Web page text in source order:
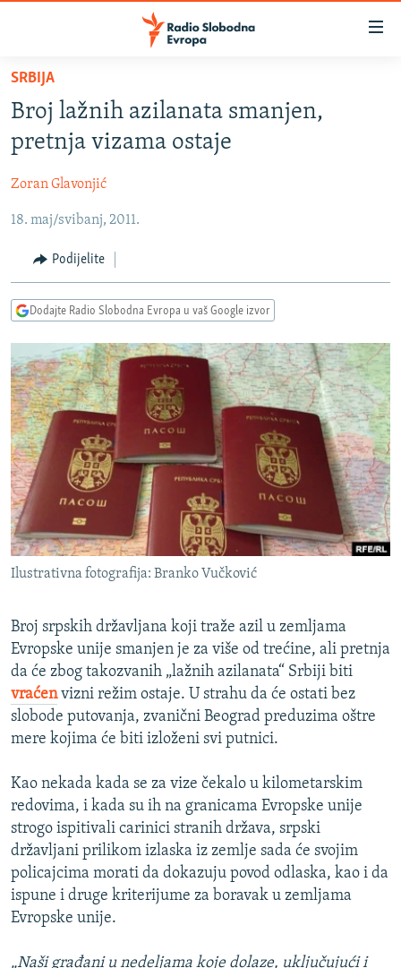
Pređite
glavni
sadržaj
Pređite
na
navigaciju
Pređite
pretragu
VIJESTI
BOSNA I HERCEGOVINA
SRBIJA
KOSOVO
CRNA GORA
VIZUELNO
FOTOGALERIJE
INFOGRAFIKE
PODCASTI
RAT U UKRAJINI
KINA NA BALKANU
RSE PRIČE IZ SVIJETA
ISPRIČAJ MI
DNEVNO@RSE
SPECIJALI RSE
VIŠE OD NASLOVA
GENOCID U SREBRENICI
POPLAVE I KLIZIŠTA U BIH 2024.
POST SCRIPTUM
MOJA EVROPA
TRI DECENIJE OD RATA U BIH
SVE KARTE DEJTONA
NASTANAK I RASPAD JUGOSLAVIJE
PRATITE NAS
Sve RFE/RL stranice
SRBIJA
Broj lažnih azilanata smanjen,
pretnja vizama ostaje
Zoran Glavonjić
18. maj/svibanj, 2011.
Podijelite
Dodajte Radio Slobodna Evropa u vaš Google izvor
Ilustrativna fotografija: Branko Vučković
Broj srpskih državljana koji traže azil u zemljama
Evropske unije smanjen je za više od trećine, ali pretnja
da će zbog takozvanih „lažnih azilanata“ Srbiji biti
vraćenvizni režim ostaje. U strahu da će ostati bez
slobode putovanja, zvanični Beograd preduzima oštre
mere kojima će biti izloženi svi putnici.
Kao nekada kada se za vize čekalo u kilometarskim
redovima, i kada su ih na granicama Evropske unije
strogo ispitivali carinici stranih država, srpski
državljani prilikom izlaska iz zemlje sada će svojim
policajcima morati da dokazuju povod odlaska, kao i da
ispune i druge kriterijume za boravak u zemljama
Evropske unije.
„Naši građani u nedeljama koje dolaze, uključujući i